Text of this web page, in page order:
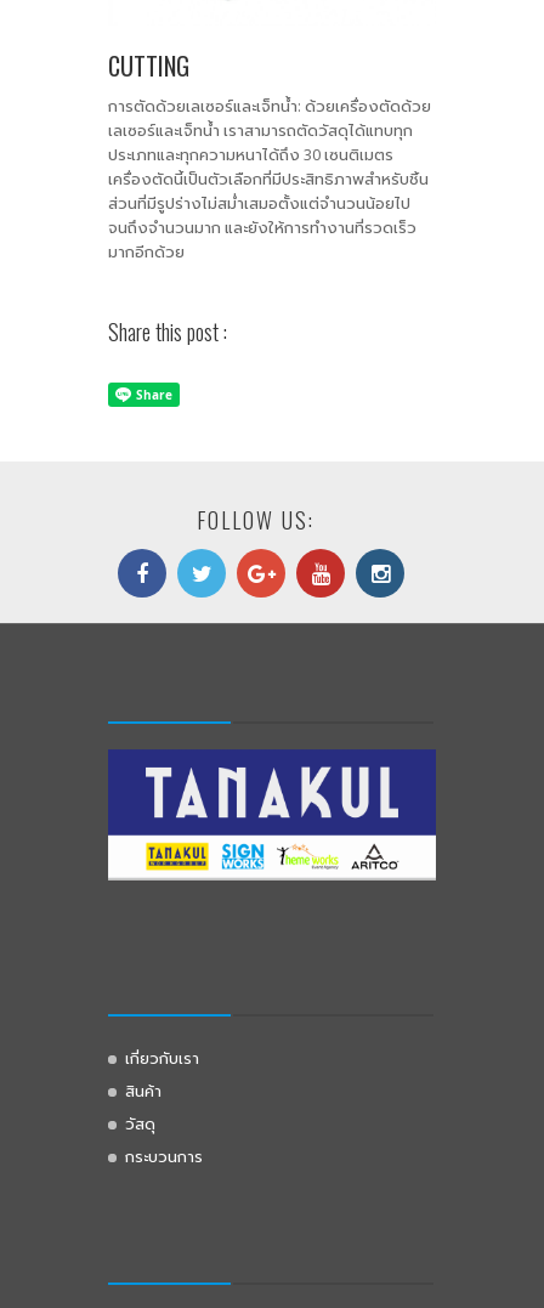
CUTTING
การตัดด้วยเลเซอร์และเจ็ทน้ำ: ด้วยเครื่องตัดด้วย
เลเซอร์และเจ็ทน้ำ เราสามารถตัดวัสดุได้แทบทุก
ประเภทและทุกความหนาได้ถึง 30 เซนติเมตร
เครื่องตัดนี้เป็นตัวเลือกที่มีประสิทธิภาพสำหรับชิ้น
ส่วนที่มีรูปร่างไม่สม่ำเสมอตั้งแต่จำนวนน้อยไป
จนถึงจำนวนมาก และยังให้การทำงานที่รวดเร็ว
มากอีกด้วย
Share this post :
FOLLOW US:
เกี่ยวกับเรา
สินค้า
วัสดุ
กระบวนการ